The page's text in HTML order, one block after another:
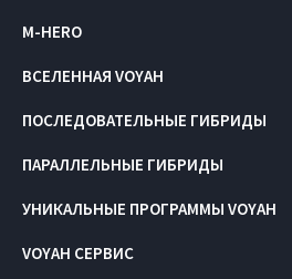
M-HERO
ВСЕЛЕННАЯ VOYAH
ПОСЛЕДОВАТЕЛЬНЫЕ ГИБРИДЫ
ПАРАЛЛЕЛЬНЫЕ ГИБРИДЫ
УНИКАЛЬНЫЕ ПРОГРАММЫ VOYAH
VOYAH СЕРВИС